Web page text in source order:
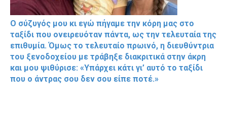
Ο σύζυγός μου κι εγώ πήγαμε την κόρη μας στο
ταξίδι που ονειρευόταν πάντα, ως την τελευταία της
επιθυμία. Όμως το τελευταίο πρωινό, η διευθύντρια
του ξενοδοχείου με τράβηξε διακριτικά στην άκρη
και μου ψιθύρισε: «Υπάρχει κάτι γι’ αυτό το ταξίδι
που ο άντρας σου δεν σου είπε ποτέ.»